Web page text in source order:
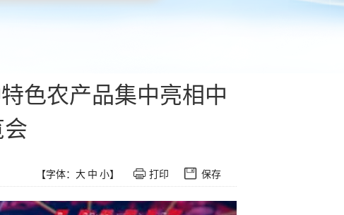
色农产品集中亮相中
【字体： 大 中 小】 打印 保存